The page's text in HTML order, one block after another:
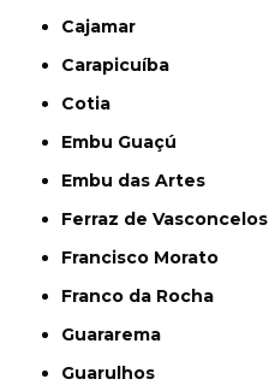
Cajamar
Carapicuíba
Cotia
Embu Guaçú
Embu das Artes
Ferraz de Vasconcelos
Francisco Morato
Franco da Rocha
Guararema
Guarulhos